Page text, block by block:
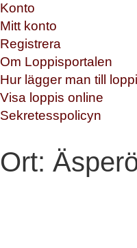
Konto
Mitt konto
Registrera
Om Loppisportalen
Hur lägger man till
Visa loppis online
Sekretesspolicyn
Ort: